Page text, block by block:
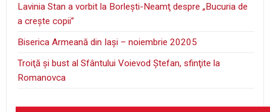
Lavinia Stan a vorbit la Borleşti-Neamţ despre „Bucuria de
a creşte copii”
Biserica Armeană din Iași – noiembrie 20205
Troiţă şi bust al Sfântului Voievod Ştefan, sfinţite la
Romanovca